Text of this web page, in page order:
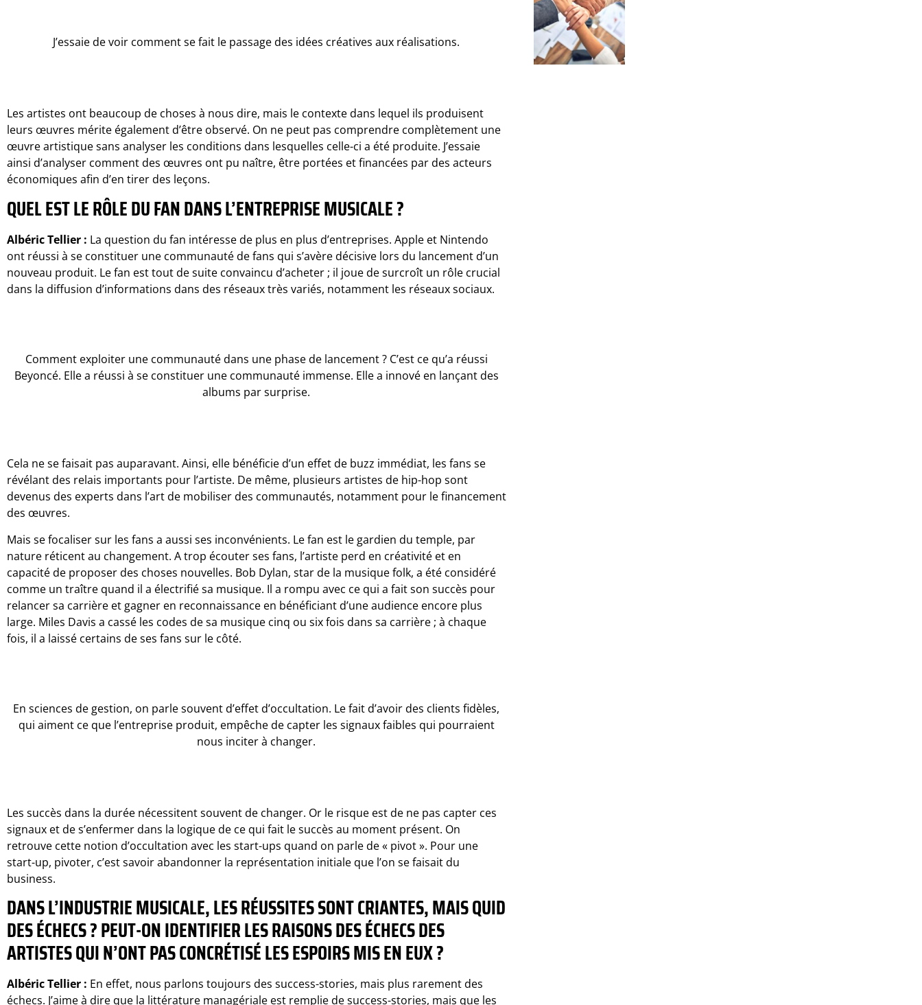
J’essaie de voir comment se fait le passage des idées créatives aux réalisations.
Les artistes ont beaucoup de choses à nous dire, mais le contexte dans lequel ils produisent
leurs œuvres mérite également d’être observé. On ne peut pas comprendre complètement une
œuvre artistique sans analyser les conditions dans lesquelles celle-ci a été produite. J’essaie
ainsi d’analyser comment des œuvres ont pu naître, être portées et financées par des acteurs
économiques afin d’en tirer des leçons.
QUEL EST LE RÔLE DU FAN DANS L’ENTREPRISE MUSICALE ?
Albéric Tellier : La question du fan intéresse de plus en plus d’entreprises. Apple et Nintendo
ont réussi à se constituer une communauté de fans qui s’avère décisive lors du lancement d’un
nouveau produit. Le fan est tout de suite convaincu d’acheter ; il joue de surcroît un rôle crucial
dans la diffusion d’informations dans des réseaux très variés, notamment les réseaux sociaux.
Comment exploiter une communauté dans une phase de lancement ? C’est ce qu’a réussi
Beyoncé. Elle a réussi à se constituer une communauté immense. Elle a innové en lançant des
albums par surprise.
Cela ne se faisait pas auparavant. Ainsi, elle bénéficie d’un effet de buzz immédiat, les fans se
révélant des relais importants pour l’artiste. De même, plusieurs artistes de hip-hop sont
devenus des experts dans l’art de mobiliser des communautés, notamment pour le financement
des œuvres.
Mais se focaliser sur les fans a aussi ses inconvénients. Le fan est le gardien du temple, par
nature réticent au changement. A trop écouter ses fans, l’artiste perd en créativité et en
capacité de proposer des choses nouvelles. Bob Dylan, star de la musique folk, a été considéré
comme un traître quand il a électrifié sa musique. Il a rompu avec ce qui a fait son succès pour
relancer sa carrière et gagner en reconnaissance en bénéficiant d’une audience encore plus
large. Miles Davis a cassé les codes de sa musique cinq ou six fois dans sa carrière ; à chaque
fois, il a laissé certains de ses fans sur le côté.
En sciences de gestion, on parle souvent d’effet d’occultation. Le fait d’avoir des clients fidèles,
qui aiment ce que l’entreprise produit, empêche de capter les signaux faibles qui pourraient
nous inciter à changer.
Les succès dans la durée nécessitent souvent de changer. Or le risque est de ne pas capter ces
signaux et de s’enfermer dans la logique de ce qui fait le succès au moment présent. On
retrouve cette notion d’occultation avec les start-ups quand on parle de « pivot ». Pour une
start-up, pivoter, c’est savoir abandonner la représentation initiale que l’on se faisait du
business.
DANS L’INDUSTRIE MUSICALE, LES RÉUSSITES SONT CRIANTES, MAIS QUID
DES ÉCHECS ? PEUT-ON IDENTIFIER LES RAISONS DES ÉCHECS DES
ARTISTES QUI N’ONT PAS CONCRÉTISÉ LES ESPOIRS MIS EN EUX ?
Albéric Tellier : En effet, nous parlons toujours des success-stories, mais plus rarement des
échecs. J’aime à dire que la littérature managériale est remplie de success-stories, mais que les